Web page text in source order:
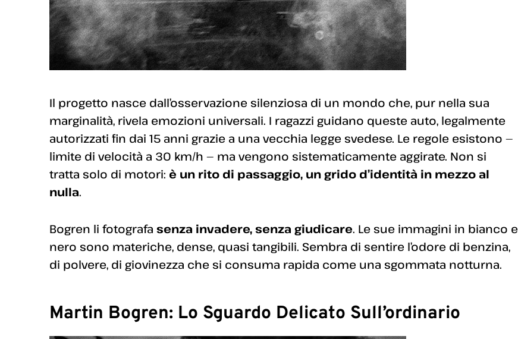
Il progetto nasce dall’osservazione silenziosa di un mondo che, pur nella sua
marginalità, rivela emozioni universali. I ragazzi guidano queste auto, legalmente
autorizzati fin dai 15 anni grazie a una vecchia legge svedese. Le regole esistono —
limite di velocità a 30 km/h — ma vengono sistematicamente aggirate. Non si
tratta solo di motori: è un rito di passaggio, un grido d’identità in mezzo al
nulla.
Bogren li fotografa senza invadere, senza giudicare. Le sue immagini in bianco e
nero sono materiche, dense, quasi tangibili. Sembra di sentire l’odore di benzina,
di polvere, di giovinezza che si consuma rapida come una sgommata notturna.
Martin Bogren: Lo Sguardo Delicato Sull’ordinario